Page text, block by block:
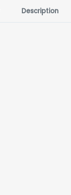
Description